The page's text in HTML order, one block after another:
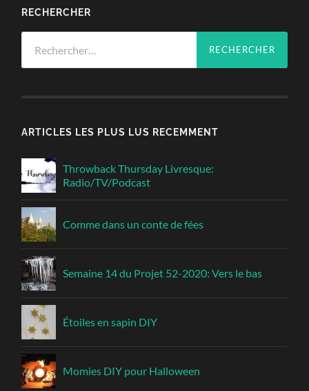
RECHERCHER
ARTICLES LES PLUS LUS RECEMMENT
Throwback Thursday Livresque:
Radio/TV/Podcast
Comme dans un conte de fées
Semaine 14 du Projet 52-2020: Vers le bas
Étoiles en sapin DIY
Momies DIY pour Halloween